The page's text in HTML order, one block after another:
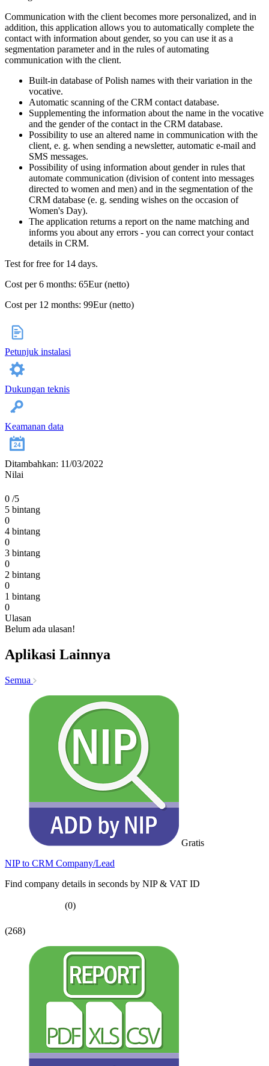
Communication with the client becomes more personalized, and in
addition, this application allows you to automatically complete the
contact with information about gender, so you can use it as a
segmentation parameter and in the rules of automating
communication with the client.
Built-in database of Polish names with their variation in the
vocative.
Automatic scanning of the CRM contact database.
Supplementing the information about the name in the vocative
and the gender of the contact in the CRM database.
Possibility to use an altered name in communication with the
client, e. g. when sending a newsletter, automatic e-mail and
SMS messages.
Possibility of using information about gender in rules that
automate communication (division of content into messages
directed to women and men) and in the segmentation of the
CRM database (e. g. sending wishes on the occasion of
Women's Day).
The application returns a report on the name matching and
informs you about any errors - you can correct your contact
details in CRM.
Test for free for 14 days.
Cost per 6 months: 65Eur (netto)
Cost per 12 months: 99Eur (netto)
Petunjuk instalasi
Dukungan teknis
Keamanan data
Ditambahkan: 11/03/2022
Nilai
0 /5
5 bintang
0
4 bintang
0
3 bintang
0
2 bintang
0
1 bintang
0
Ulasan
Belum ada ulasan!
Aplikasi Lainnya
Semua
Gratis
NIP to CRM Company/Lead
Find company details in seconds by NIP & VAT ID
(0)
(268)